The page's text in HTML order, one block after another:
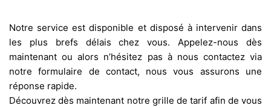
Notre service est disponible et disposé à intervenir dans
les plus brefs délais chez vous. Appelez-nous dès
maintenant ou alors n’hésitez pas à nous contactez via
notre formulaire de contact, nous vous assurons une
réponse rapide.
Découvrez dès maintenant notre grille de tarif afin de vous